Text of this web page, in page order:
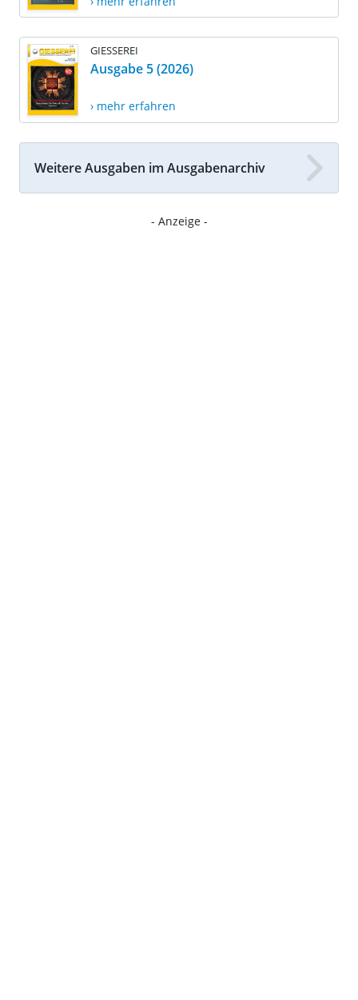
GIESSEREI
Ausgabe 5 (2026)
› mehr erfahren
Weitere Ausgaben im Ausgabenarchiv
- Anzeige -